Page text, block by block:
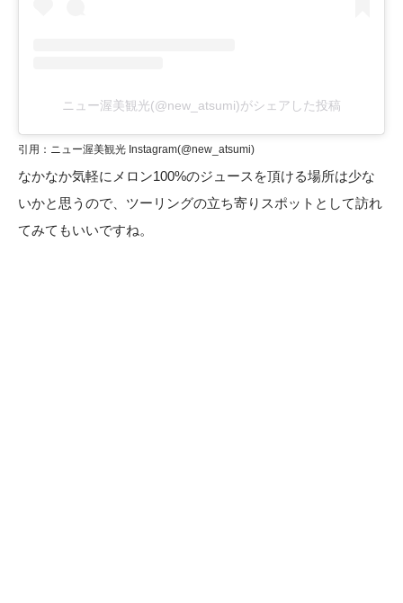
ニュー渥美観光(@new_atsumi)がシェアした投稿
引用：ニュー渥美観光 Instagram(@new_atsumi)
なかなか気軽にメロン100%のジュースを頂ける場所は少な
いかと思うので、ツーリングの立ち寄りスポットとして訪れ
てみてもいいですね。